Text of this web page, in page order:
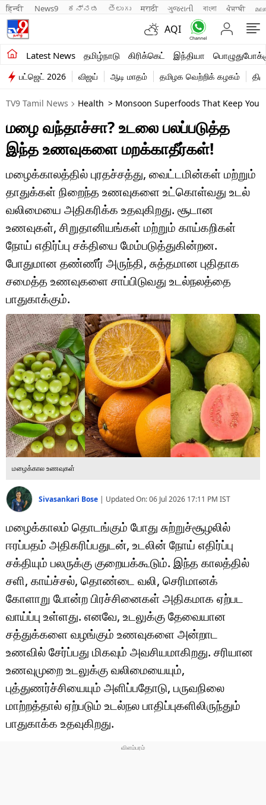
हिन्दी News9 ಕನ್ನಡ తెలుగు मराठी ગુજરાતી বাংলা ਪੰਜਾਬੀ
AQI
Latest News தமிழ்நாடு கிரிக்கெட் இந்தியா
சமீபத்திய செய்திகள்
தமிழ்நாடு
இந்தியா
உலகம்
விளையாட்டு
பொழுதுபோக்கு
லைஃப்ஸ்டைல்
வணிகம்
டெக்னாலஜி
ஆன்மீகம்
வைரல்
ஹெஃல்த்
ஷார்ட் வீடியோஸ்
வலை கதைகள்
போட்டோ கேலரி
பட்ஜெட் 2026 விஜய் ஆடி மாதம் தமிழக வெற்றிக் கழகம்
TV9 Tamil News Health > Monsoon Superfoods That Keep
மழை வந்தாச்சா? உடலை பலப்படுத்த
இந்த உணவுகளை மறக்காதீர்கள்!
மழைக்காலத்தில் புரதச்சத்து, வைட்டமின்கள் மற்றும்
தாதுக்கள் நிறைந்த உணவுகளை உட்கொள்வது உடல்
வலிமையை அதிகரிக்க உதவுகிறது. சூடான
உணவுகள், சிறுதானியங்கள் மற்றும் காய்கறிகள்
நோய் எதிர்ப்பு சக்தியை மேம்படுத்துகின்றன.
போதுமான தண்ணீர் அருந்தி, சுத்தமான புதிதாக
சமைத்த உணவுகளை சாப்பிடுவது உடல்நலத்தை
பாதுகாக்கும்.
மழைக்கால உணவுகள்
Sivasankari Bose | Updated On:06 Jul 2026 17:11 PM IST
மழைக்காலம் தொடங்கும் போது சுற்றுச்சூழலில்
ஈரப்பதம் அதிகரிப்பதுடன், உடலின் நோய் எதிர்ப்பு
சக்தியும் பலருக்கு குறையக்கூடும். இந்த காலத்தில்
சளி, காய்ச்சல், தொண்டை வலி, செரிமானக்
கோளாறு போன்ற பிரச்சினைகள் அதிகமாக ஏற்பட
வாய்ப்பு உள்ளது. எனவே, உடலுக்கு தேவையான
சத்துக்களை வழங்கும் உணவுகளை அன்றாட
உணவில் சேர்ப்பது மிகவும் அவசியமாகிறது. சரியான
உணவுமுறை உடலுக்கு வலிமையையும்,
புத்துணர்ச்சியையும் அளிப்பதோடு, பருவநிலை
மாற்றத்தால் ஏற்படும் உடல்நல பாதிப்புகளிலிருந்தும்
பாதுகாக்க உதவுகிறது.